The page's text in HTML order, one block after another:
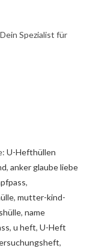
Spezialist für
U-Hefthüllen
,anker glaube liebe
,
,mutter-kind-
,name
,u heft,U-Heft
,